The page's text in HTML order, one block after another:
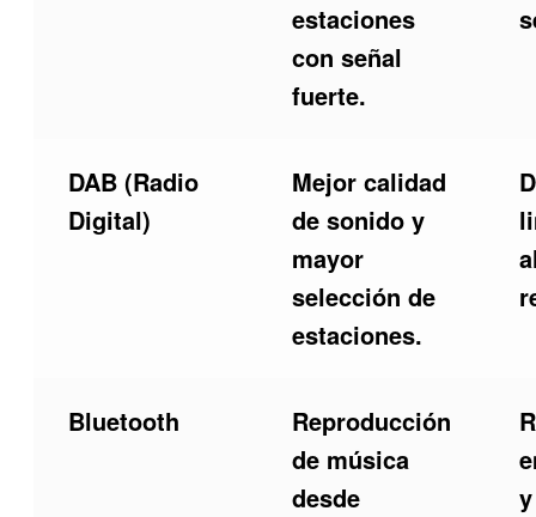
estaciones
con señal
fuerte.
DAB (Radio
Digital)
Mejor calidad
de sonido y
mayor
selección de
estaciones.
Bluetooth
Reproducción
de música
desde